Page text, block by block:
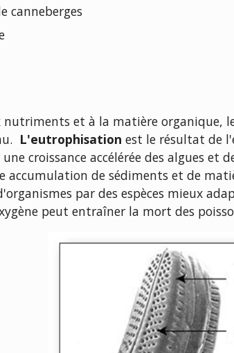
canneberges
nutriments et à la matière organique,
L'eutrophisation est le résultat de
croissance accélérée des algues et
accumulation de sédiments et de
par des espèces mieux
peut entraîner la mort des